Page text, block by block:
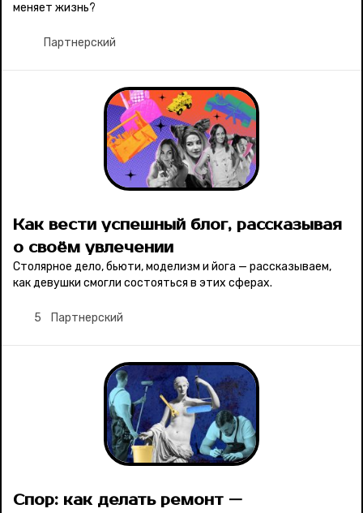
меняет жизнь?
Партнерский
Как вести успешный блог, рассказывая
о своём увлечении
Столярное дело, бьюти, моделизм и йога — рассказываем,
как девушки смогли состояться в этих сферах.
5 Партнерский
Спор: как делать ремонт —